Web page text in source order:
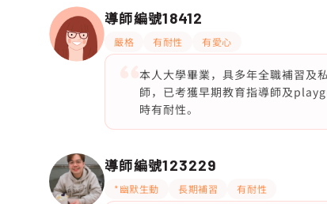
導師編號18412
嚴格 有耐性 有愛心
本人大學畢業，具多年全職補習及
師，已考獲早期教育指導師及
時有耐性。
導師編號123229
*幽默生動 長期補習 有耐性